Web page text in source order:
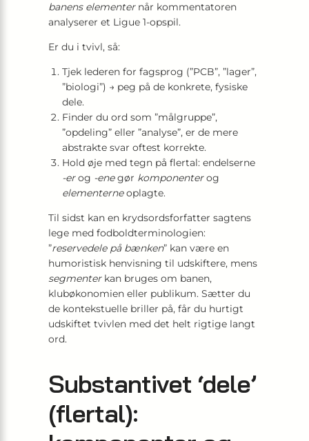
banens elementernår kommentatoren
analyserer et Ligue 1-opspil.
Er du i tvivl, så:
Tjek lederen for fagsprog (”PCB”, ”lager”,
”biologi”) → peg på de konkrete, fysiske
dele.
Finder du ord som ”målgruppe”,
”opdeling” eller ”analyse”, er de mere
abstrakte svar oftest korrekte.
Hold øje med tegn på flertal: endelserne
-erog -enegør komponenterog
elementerneoplagte.
Til sidst kan en krydsordsforfatter sagtens
lege med fodboldterminologien:
”reservedele på bænken” kan være en
humoristisk henvisning til udskiftere, mens
segmenterkan bruges om banen,
klubøkonomien eller publikum. Sætter du
de kontekstuelle briller på, får du hurtigt
udskiftet tvivlen med det helt rigtige langt
ord.
Substantivet ‘dele’
(flertal):